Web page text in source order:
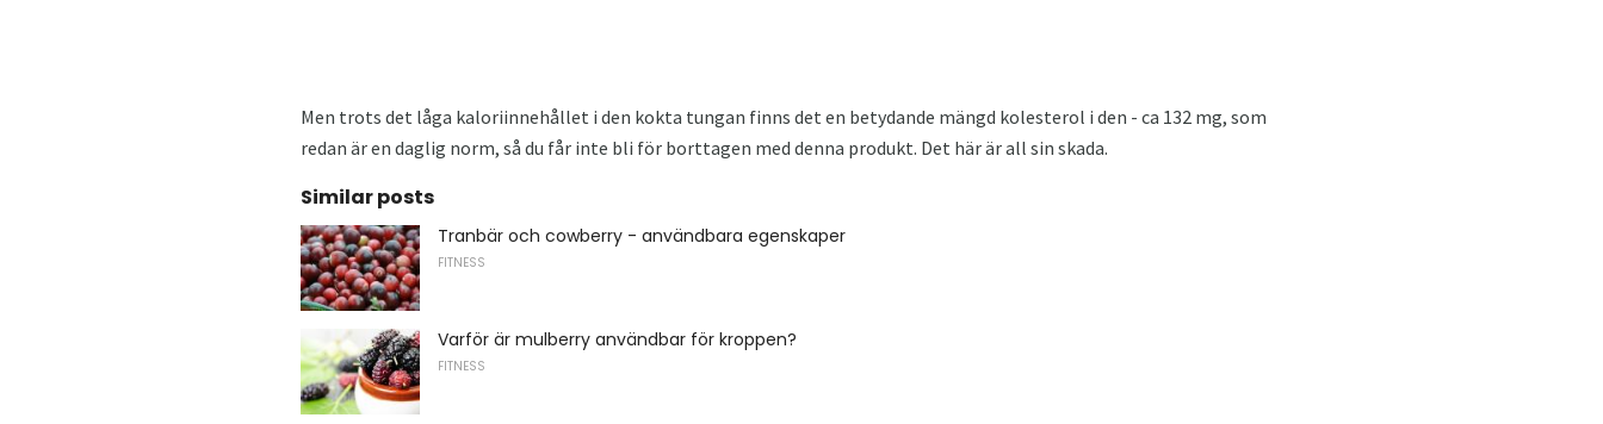
Men trots det låga kaloriinnehållet i den kokta tungan finns det en betydande mängd kolesterol i den - ca 132 mg, som
redan är en daglig norm, så du får inte bli för borttagen med denna produkt. Det här är all sin skada.
Similar posts
Tranbär och cowberry - användbara egenskaper
FITNESS
Varför är mulberry användbar för kroppen?
FITNESS